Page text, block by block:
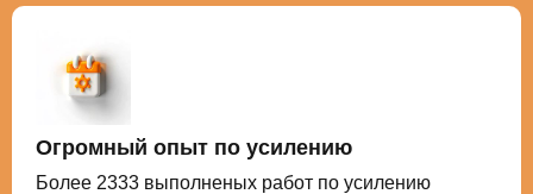
Огромный опыт по усилению
Более 2333 выполненых работ по усилению